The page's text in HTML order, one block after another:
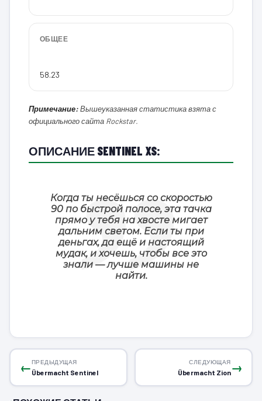
ОБЩЕЕ
58.23
Примечание:Вышеуказанная статистика взята с
официального сайта Rockstar.
ОПИСАНИЕ SENTINEL XS:
Когда ты несёшься со скоростью
90 по быстрой полосе, эта тачка
прямо у тебя на хвосте мигает
дальним светом. Если ты при
деньгах, да ещё и настоящий
мудак, и хочешь, чтобы все это
знали — лучше машины не
найти.
←ПРЕДЫДУЩАЯ
Übermacht Sentinel →
СЛЕДУЮЩАЯ
Übermacht Zion